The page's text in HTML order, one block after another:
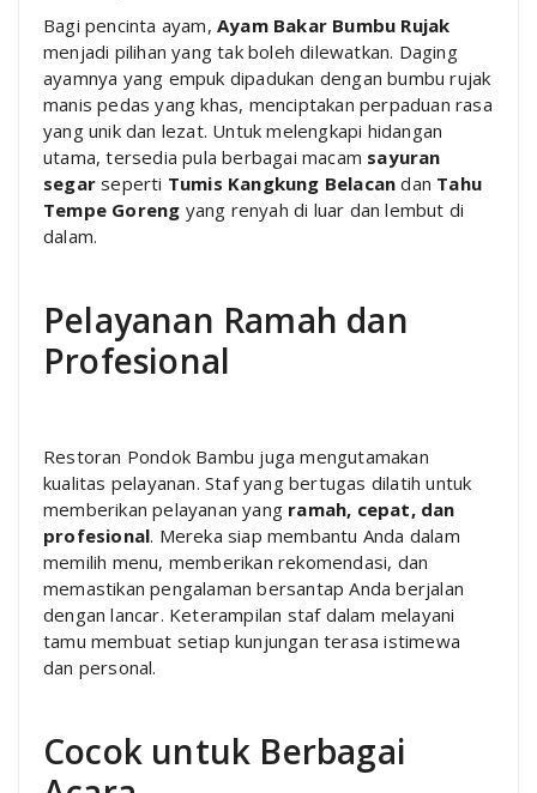
Bagi pencinta ayam, Ayam Bakar Bumbu Rujak
menjadi pilihan yang tak boleh dilewatkan. Daging
ayamnya yang empuk dipadukan dengan bumbu rujak
manis pedas yang khas, menciptakan perpaduan rasa
yang unik dan lezat. Untuk melengkapi hidangan
utama, tersedia pula berbagai macam sayuran
segar seperti Tumis Kangkung Belacan dan Tahu
Tempe Goreng yang renyah di luar dan lembut di
dalam.
Pelayanan Ramah dan
Profesional
Restoran Pondok Bambu juga mengutamakan
kualitas pelayanan. Staf yang bertugas dilatih untuk
memberikan pelayanan yang ramah, cepat, dan
profesional. Mereka siap membantu Anda dalam
memilih menu, memberikan rekomendasi, dan
memastikan pengalaman bersantap Anda berjalan
dengan lancar. Keterampilan staf dalam melayani
tamu membuat setiap kunjungan terasa istimewa
dan personal.
Cocok untuk Berbagai